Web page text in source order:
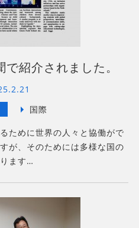
紹介されました。
ために世界の人々と協働がで
が、そのためには多様な国の
ます…